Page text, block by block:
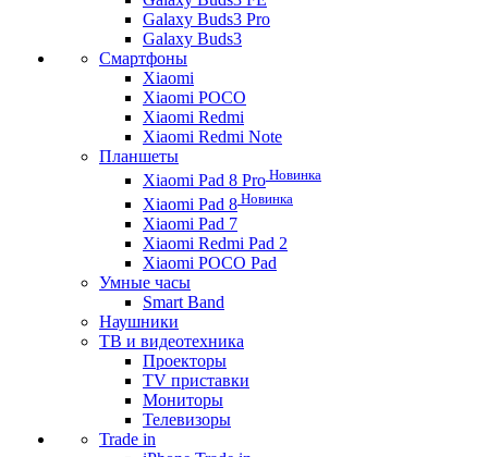
Galaxy Buds3 Pro
Galaxy Buds3
Смартфоны
Xiaomi
Xiaomi POCO
Xiaomi Redmi
Xiaomi Redmi Note
Планшеты
Xiaomi Pad 8 Pro Новинка
Xiaomi Pad 8 Новинка
Xiaomi Pad 7
Xiaomi Redmi Pad 2
Xiaomi POCO Pad
Умные часы
Smart Band
Наушники
ТВ и видеотехника
Проекторы
TV приставки
Мониторы
Телевизоры
Trade in